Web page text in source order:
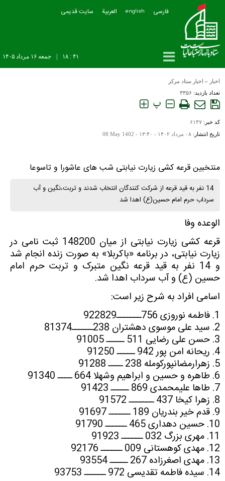
فارسی english العربیة سایت قدیمی
جمعه ۱۶ مرداد ۱۴۰۵ ۴۱ : ۱۸
اخبار » اخبار ستاد مرکز
تعداد بازدید: ۳۳۵۶
پ
کد خبر: ۶۱۴۷
تاریخ انتشار: ۰۸ مرداد ۱۴۰۲ - ۱۳:۴۰ - 08 May 1402
منتخبین قرعه کشی زیارت نیابتی شب های عاشورا و تاسوعا
14 نفر به قید قرعه از شرکت کنندگان انتخاب شدند و تربت،نگین و آب
سرداب حرم امام حسین(ع) اهدا شد
الوعده وفا
قرعه کشی زیارت نیابتی از میان 148200 ثبت نامی در
زیارت نیابتی، در برنامه «باکربلا» به صورت زنده انجام شد
و 14 نفر به قید قرعه نگین متبرک و تربت حرم امام
حسین (ع) و آب سرداب اهدا شد.
اسامی افراد به شرح زیر است:
1. فاطمه نوروزی 756ـــــــ922829
2. سید علی موسوی دهشتران 238ــــــ81374
3. حسن علی رضایی 511 ـــــ 91005
4. ریحانه امن پور 942 ـــــ 91250
5. زهرارمضانپورکومله 238 ــــ 91288
6. طاهره و حسین و ابراهیم وشهلا 664 ــــ 91340
7. طاها علیمحمدی 869 ـــــ 91423
8. زهرا کیخا 437 ـــــــ 91572
9. قدم خیر بندریان 189 ــــــ 91697
10. حسین دهداری 465 ــــــ 91790
11. مهری بزرگ 032 ــــــ 91923
12. مهدی کوهستانی 009 ــــــ 92176
13. مهدی اصغرزاده 267 ـــــ 93554
14. سیده فاطمه تقدیسی 972 ــــــ 93753